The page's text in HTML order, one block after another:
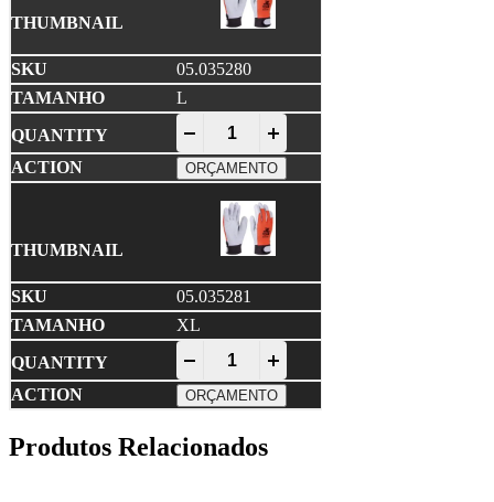
05.035280
L
ECOVEL • Luva em Pele quantity
ORÇAMENTO
05.035281
XL
ECOVEL • Luva em Pele quantity
ORÇAMENTO
Produtos Relacionados